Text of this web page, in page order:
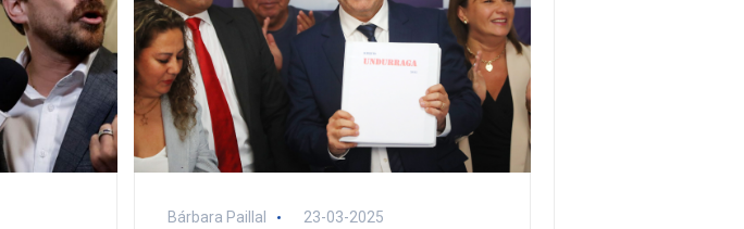
Bárbara Paillal 23-03-2025